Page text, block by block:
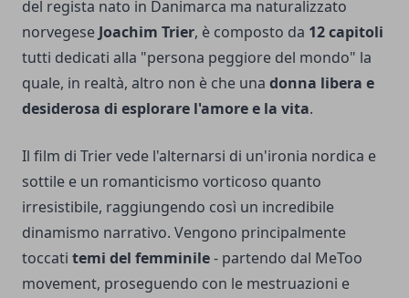
del regista nato in Danimarca ma naturalizzato
norvegese Joachim Trier, è composto da 12 capitoli
tutti dedicati alla "persona peggiore del mondo" la
quale, in realtà, altro non è che una donna libera e
desiderosa di esplorare l'amore e la vita.
Il film di Trier vede l'alternarsi di un'ironia nordica e
sottile e un romanticismo vorticoso quanto
irresistibile, raggiungendo così un incredibile
dinamismo narrativo. Vengono principalmente
toccati temi del femminile- partendo dal MeToo
movement, proseguendo con le mestruazioni e